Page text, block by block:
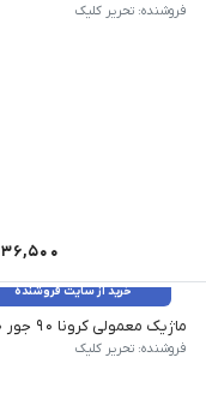
فروشنده: تحریر کلیک
36,500
خرید از سایت فروشنده
ماژیک معمولی کرونا 90 جور 3090
فروشنده: تحریر کلیک